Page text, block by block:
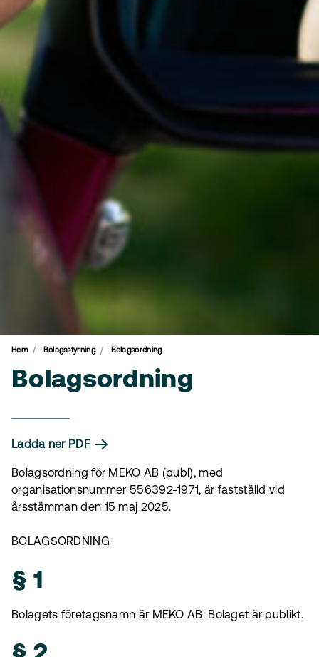
Hem Bolagsstyrning Bolagsordning
Bolagsordning
Ladda ner PDF
Bolagsordning för MEKO AB (publ), med
organisationsnummer 556392-1971, är fastställd vid
årsstämman den 15 maj 2025.
BOLAGSORDNING
§ 1
Bolagets företagsnamn är MEKO AB. Bolaget är publikt.